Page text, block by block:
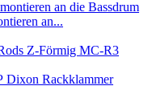
an...
Z-Förmig MC-R3
Dixon Rackklammer